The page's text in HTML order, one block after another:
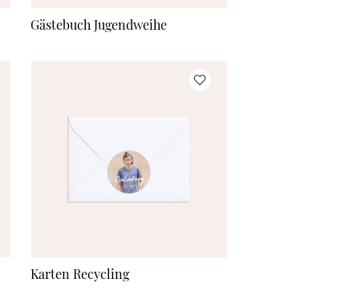
Gästebuch Jugendweihe
Karten Recycling